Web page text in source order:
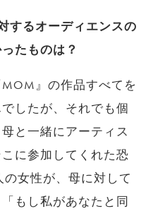
するオーディエンスの
たものは？
』の作品すべてを
したが、それでも個
と一緒にアーティス
に参加してくれた恐
女性が、母に対して
もし私があなたと同